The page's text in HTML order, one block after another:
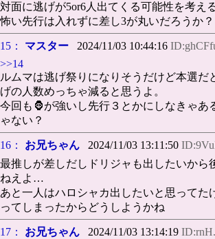
対面に逃げが5or6人出てくる可能性を考え
怖い先行は入れずに差し3が丸いだろうか？
15： マスター 2024/11/03 10:44:16
>>14
ルムマは逃げ祭りになりそうだけど本選だ
げの人数めっちゃ減ると思うよ。
今回も🦍が強いし先行３とかにしなきゃあ
ゃない？
16： お兄ちゃん 2024/11/03 13:11:50
最推しが差しだしドリジャも出したいから
ねえよ…
あと一人はハロシャカ出したいと思ってた
ってしまったからどうしようかね
17： お兄ちゃん 2024/11/03 13:14:19